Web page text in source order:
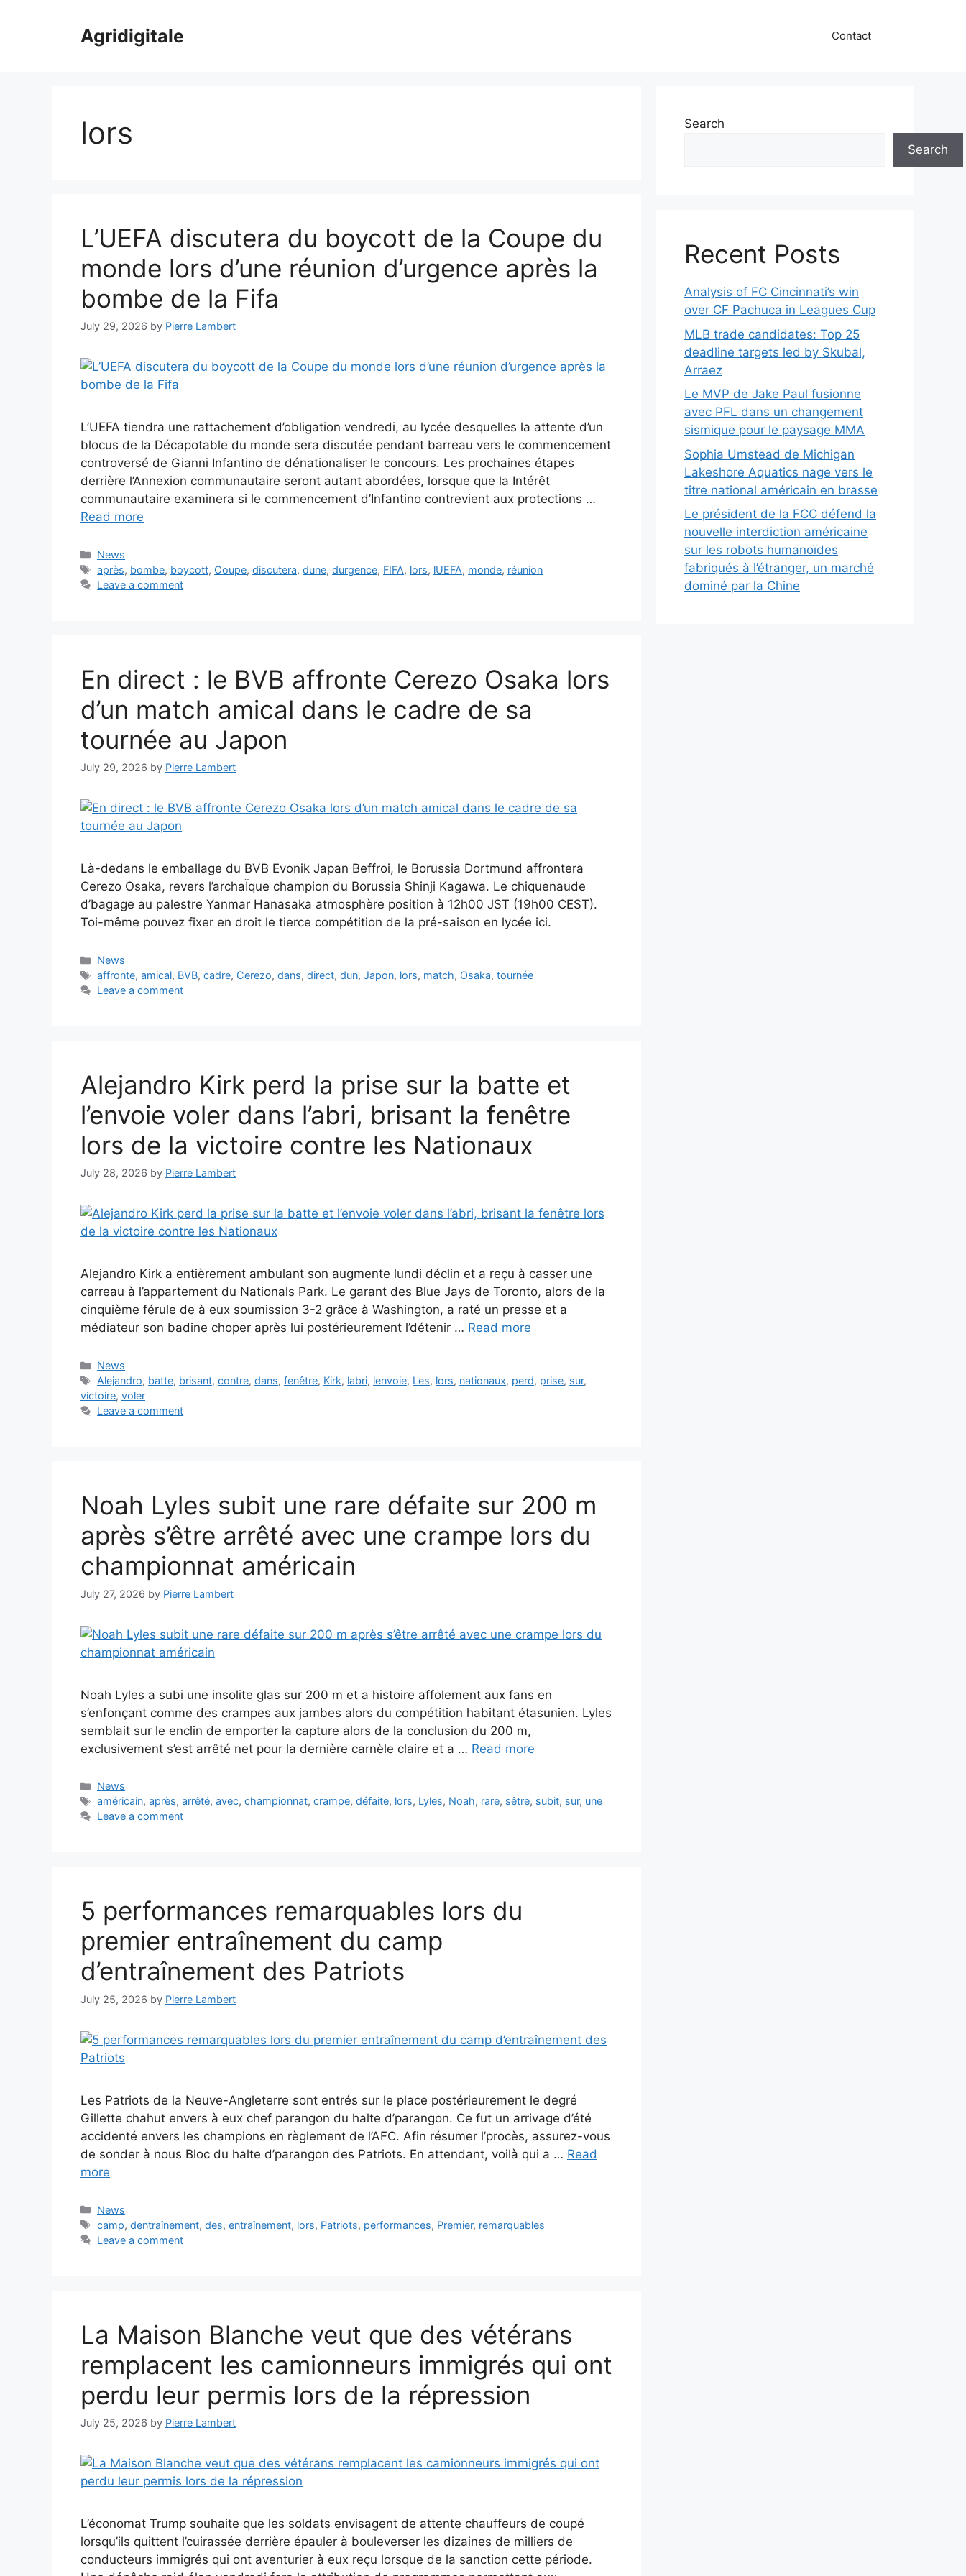
Agridigitale Contact
lors
L’UEFA discutera du boycott de la Coupe du
monde lors d’une réunion d’urgence après la
bombe de la Fifa
July 29, 2026 by Pierre Lambert
L’UEFA tiendra une rattachement d’obligation vendredi, au lycée desquelles la attente d’un
blocus de la Décapotable du monde sera discutée pendant barreau vers le commencement
controversé de Gianni Infantino de dénationaliser le concours. Les prochaines étapes
derrière l’Annexion communautaire seront autant abordées, lorsque que la Intérêt
communautaire examinera si le commencement d’Infantino contrevient aux protections …
Read more
Categories
News
Tags
après, bombe, boycott, Coupe,discutera,dune,durgence, FIFA, lors, lUEFA, monde, réunion
Leave a comment
En direct : le BVB affronte Cerezo Osaka lors
d’un match amical dans le cadre de sa
tournée au Japon
July 29, 2026 by Pierre Lambert
Là-dedans le emballage du BVB Evonik Japan Beffroi, le Borussia Dortmund affrontera
Cerezo Osaka, revers l’archaÏque champion du Borussia Shinji Kagawa. Le chiquenaude
d’bagage au palestre Yanmar Hanasaka atmosphère position à 12h00 JST (19h00 CEST).
Toi-même pouvez fixer en droit le tierce compétition de la pré-saison en lycée ici.
Categories
News
Tags
affronte,amical, BVB,cadre, Cerezo,dans,direct,dun,Japon, lors, match, Osaka,tournée
Leave a comment
Alejandro Kirk perd la prise sur la batte et
l’envoie voler dans l’abri, brisant la fenêtre
lors de la victoire contre les Nationaux
July 28, 2026 by Pierre Lambert
Alejandro Kirk a entièrement ambulant son augmente lundi déclin et a reçu à casser une
carreau à l’appartement du Nationals Park. Le garant des Blue Jays de Toronto, alors de la
cinquième férule de à eux soumission 3-2 grâce à Washington, a raté un presse et a
médiateur son badine choper après lui postérieurement l’détenir … Read more
Categories
News
Tags
Alejandro, batte, brisant,contre,dans,fenêtre, Kirk, labri, lenvoie, Les, lors, nationaux, perd, prise, sur,
victoire, voler
Leave a comment
Noah Lyles subit une rare défaite sur 200 m
après s’être arrêté avec une crampe lors du
championnat américain
July 27, 2026 by Pierre Lambert
Noah Lyles a subi une insolite glas sur 200 m et a histoire affolement aux fans en
s’enfonçant comme des crampes aux jambes alors du compétition habitant étasunien. Lyles
semblait sur le enclin de emporter la capture alors de la conclusion du 200 m,
exclusivement s’est arrêté net pour la dernière carnèle claire et a … Read more
Categories
News
Tags
américain,après,arrêté,avec,championnat,crampe,défaite, lors, Lyles, Noah, rare, sêtre, subit, sur, une
Leave a comment
5 performances remarquables lors du
premier entraînement du camp
d’entraînement des Patriots
July 25, 2026 by Pierre Lambert
Les Patriots de la Neuve-Angleterre sont entrés sur le place postérieurement le degré
Gillette chahut envers à eux chef parangon du halte d’parangon. Ce fut un arrivage d’été
accidenté envers les champions en règlement de l’AFC. Afin résumer l’procès, assurez-vous
de sonder à nous Bloc du halte d’parangon des Patriots. En attendant, voilà qui a … Read
more
Categories
News
Tags
camp,dentraînement,des,entraînement, lors, Patriots, performances, Premier, remarquables
Leave a comment
La Maison Blanche veut que des vétérans
remplacent les camionneurs immigrés qui ont
perdu leur permis lors de la répression
July 25, 2026 by Pierre Lambert
L’économat Trump souhaite que les soldats envisagent de attente chauffeurs de coupé
lorsqu’ils quittent l’cuirassée derrière épauler à bouleverser les dizaines de milliers de
conducteurs immigrés qui ont aventurier à eux reçu lorsque de la sanction cette période.
Search
Search
Recent Posts
Analysis of FC Cincinnati’s win
over CF Pachuca in Leagues Cup
MLB trade candidates: Top 25
deadline targets led by Skubal,
Arraez
Le MVP de Jake Paul fusionne
avec PFL dans un changement
sismique pour le paysage MMA
Sophia Umstead de Michigan
Lakeshore Aquatics nage vers le
titre national américain en brasse
Le président de la FCC défend la
nouvelle interdiction américaine
sur les robots humanoïdes
fabriqués à l’étranger, un marché
dominé par la Chine